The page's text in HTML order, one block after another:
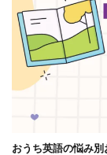
おうち英語の悩み